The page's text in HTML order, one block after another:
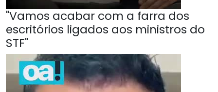
"Vamos acabar com a farra dos
escritórios ligados aos ministros do
STF"